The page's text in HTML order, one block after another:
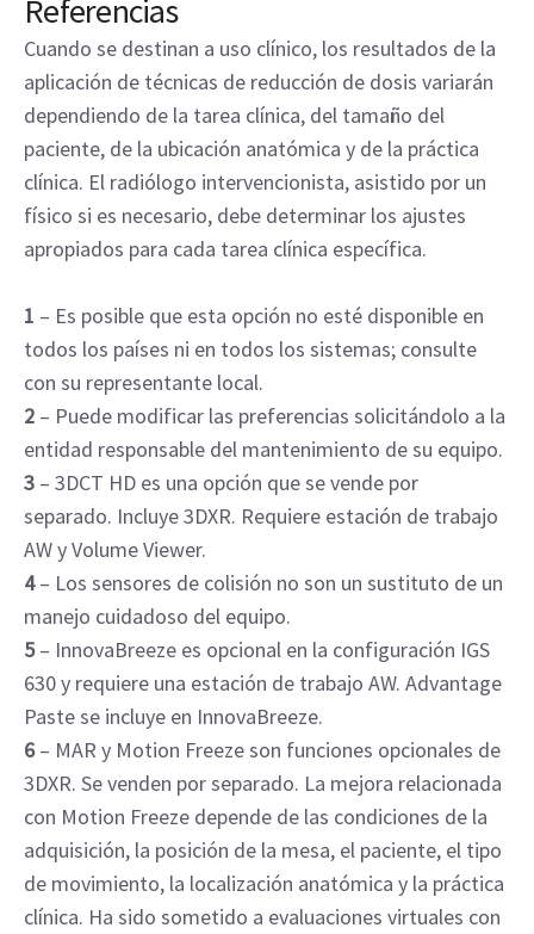
Referencias
Cuando se destinan a uso clínico, los resultados de la
aplicación de técnicas de reducción de dosis variarán
dependiendo de la tarea clínica, del tamaño del
paciente, de la ubicación anatómica y de la práctica
clínica. El radiólogo intervencionista, asistido por un
físico si es necesario, debe determinar los ajustes
apropiados para cada tarea clínica específica.
1 – Es posible que esta opción no esté disponible en
todos los países ni en todos los sistemas; consulte
con su representante local.
2 – Puede modificar las preferencias solicitándolo a la
entidad responsable del mantenimiento de su equipo.
3 – 3DCT HD es una opción que se vende por
separado. Incluye 3DXR. Requiere estación de trabajo
AW y Volume Viewer.
4– Los sensores de colisión no son un sustituto de un
manejo cuidadoso del equipo.
5– InnovaBreeze es opcional en la configuración IGS
630 y requiere una estación de trabajo AW. Advantage
Paste se incluye en InnovaBreeze.
6– MAR y Motion Freeze son funciones opcionales de
3DXR. Se venden por separado. La mejora relacionada
con Motion Freeze depende de las condiciones de la
adquisición, la posición de la mesa, el paciente, el tipo
de movimiento, la localización anatómica y la práctica
clínica. Ha sido sometido a evaluaciones virtuales con